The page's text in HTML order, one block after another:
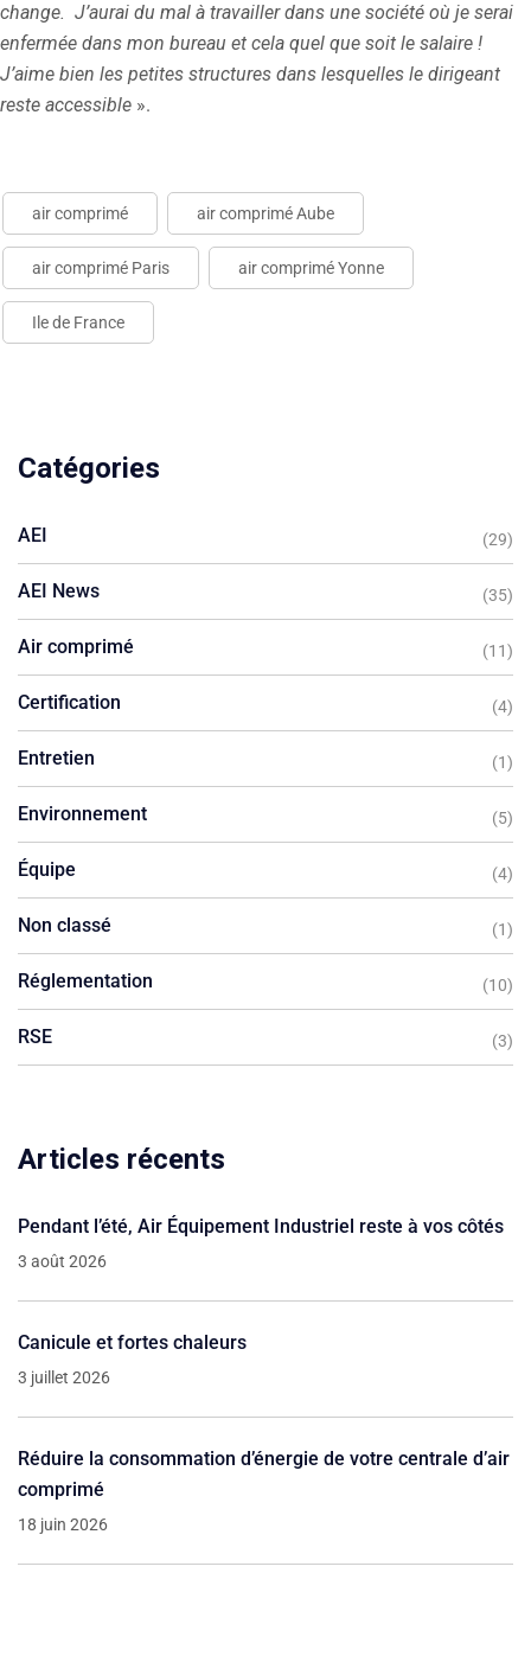
change. J’aurai du mal à travailler dans une société où je serai
enfermée dans mon bureau et cela quel que soit le salaire !
J’aime bien les petites structures dans lesquelles le dirigeant
reste accessible ».
air comprimé air comprimé Aube
air comprimé Paris air comprimé Yonne
Ile de France
Catégories
AEI (29)
AEI News (35)
Air comprimé (11)
Certification (4)
Entretien (1)
Environnement (5)
Équipe (4)
Non classé (1)
Réglementation (10)
RSE (3)
Articles récents
Pendant l’été, Air Équipement Industriel reste à vos côtés
3 août 2026
Canicule et fortes chaleurs
3 juillet 2026
Réduire la consommation d’énergie de votre centrale d’air
comprimé
18 juin 2026